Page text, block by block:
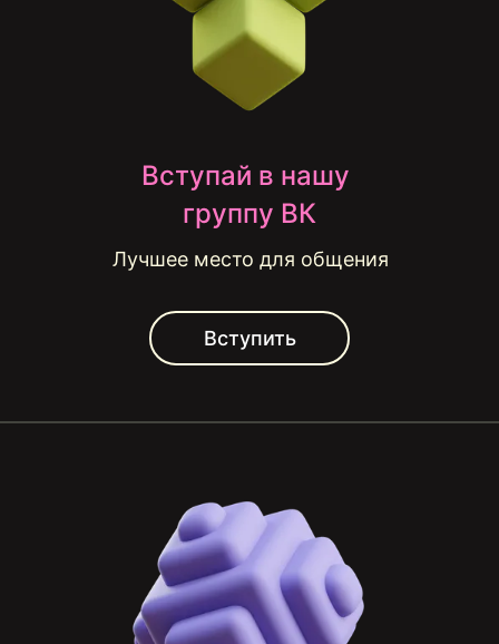
Лучшее место для общения
Вступай в нашу
группу ВК
Вступить